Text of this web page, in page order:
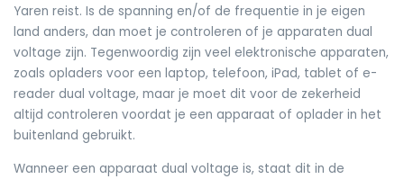
Yaren reist. Is de spanning en/of de frequentie in je eigen
land anders, dan moet je controleren of je apparaten dual
voltage zijn. Tegenwoordig zijn veel elektronische apparaten,
zoals opladers voor een laptop, telefoon, iPad, tablet of e-
reader dual voltage, maar je moet dit voor de zekerheid
altijd controleren voordat je een apparaat of oplader in het
buitenland gebruikt.
Wanneer een apparaat dual voltage is, staat dit in de